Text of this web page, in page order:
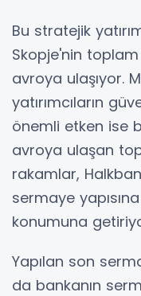
Bu stratejik
Skopje'nin
avroya ulaşıyor.
yatırımcıların
önemli etken ise
avroya ulaşan
rakamlar,
sermaye
konumuna
Yapılan son
da bankanın